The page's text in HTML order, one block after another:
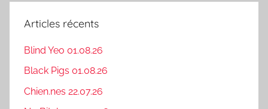
Articles récents
Blind Yeo 01.08.26
Black Pigs 01.08.26
Chien.nes 22.07.26